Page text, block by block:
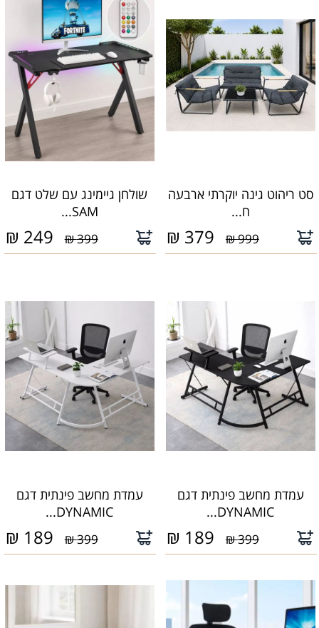
סט ריהוט גינה יוקרתי ארבעה
ח...
999 ₪
379
₪
שולחן גיימינג עם שלט דגם
SAM...
399 ₪
249
₪
עמדת מחשב פינתית דגם
DYNAMIC...
399 ₪
189
₪
עמדת מחשב פינתית דגם
DYNAMIC...
399 ₪
189
₪